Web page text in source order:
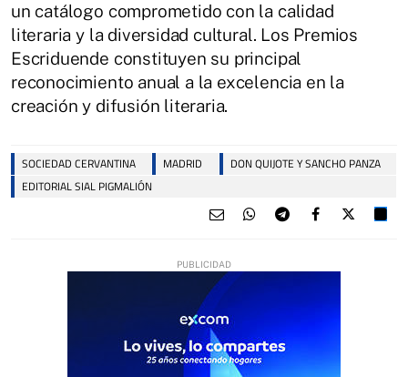
un catálogo comprometido con la calidad
literaria y la diversidad cultural. Los Premios
Escriduende constituyen su principal
reconocimiento anual a la excelencia en la
creación y difusión literaria.
SOCIEDAD CERVANTINA MADRID
DON QUIJOTE Y SANCHO PANZA
EDITORIAL SIAL PIGMALIÓN